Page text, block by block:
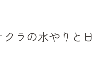
ラの水やりと日